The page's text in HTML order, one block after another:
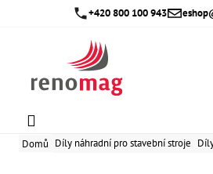
+420 800 100 943
Domů Díly náhradní pro stavební stroje